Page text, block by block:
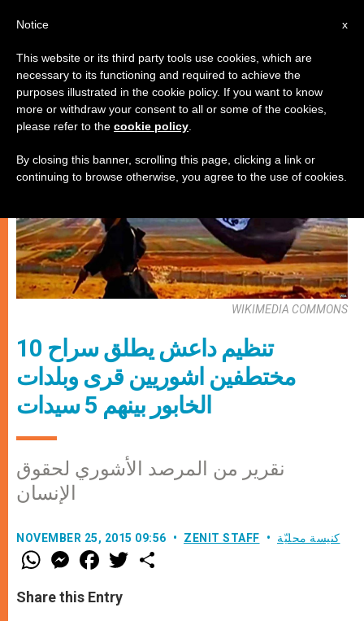
كنيسة محليّة
WIKIMEDIA COMMONS
تنظيم داعش يطلق سراح 10
مختطفين اشوريين قرى وبلدات
الخابور بينهم 5 سيدات
نقرير من المرصد الأشوري لحقوق
الإنسان
NOVEMBER 25, 2015 09:56 ZENIT STAFF كنيسة محليّة
W
h
t
s
M
e
s
e
F
a
e
b
w
Share this Entry
x
Notice
This website or its third party tools use cookies, which are
necessary to its functioning and required to achieve the
purposes illustrated in the cookie policy. If you want to know
more or withdraw your consent to all or some of the cookies,
please refer to the cookie policy
By closing this banner, scrolling this page, clicking a link or
continuing to browse otherwise, you agree to the use of cookies.